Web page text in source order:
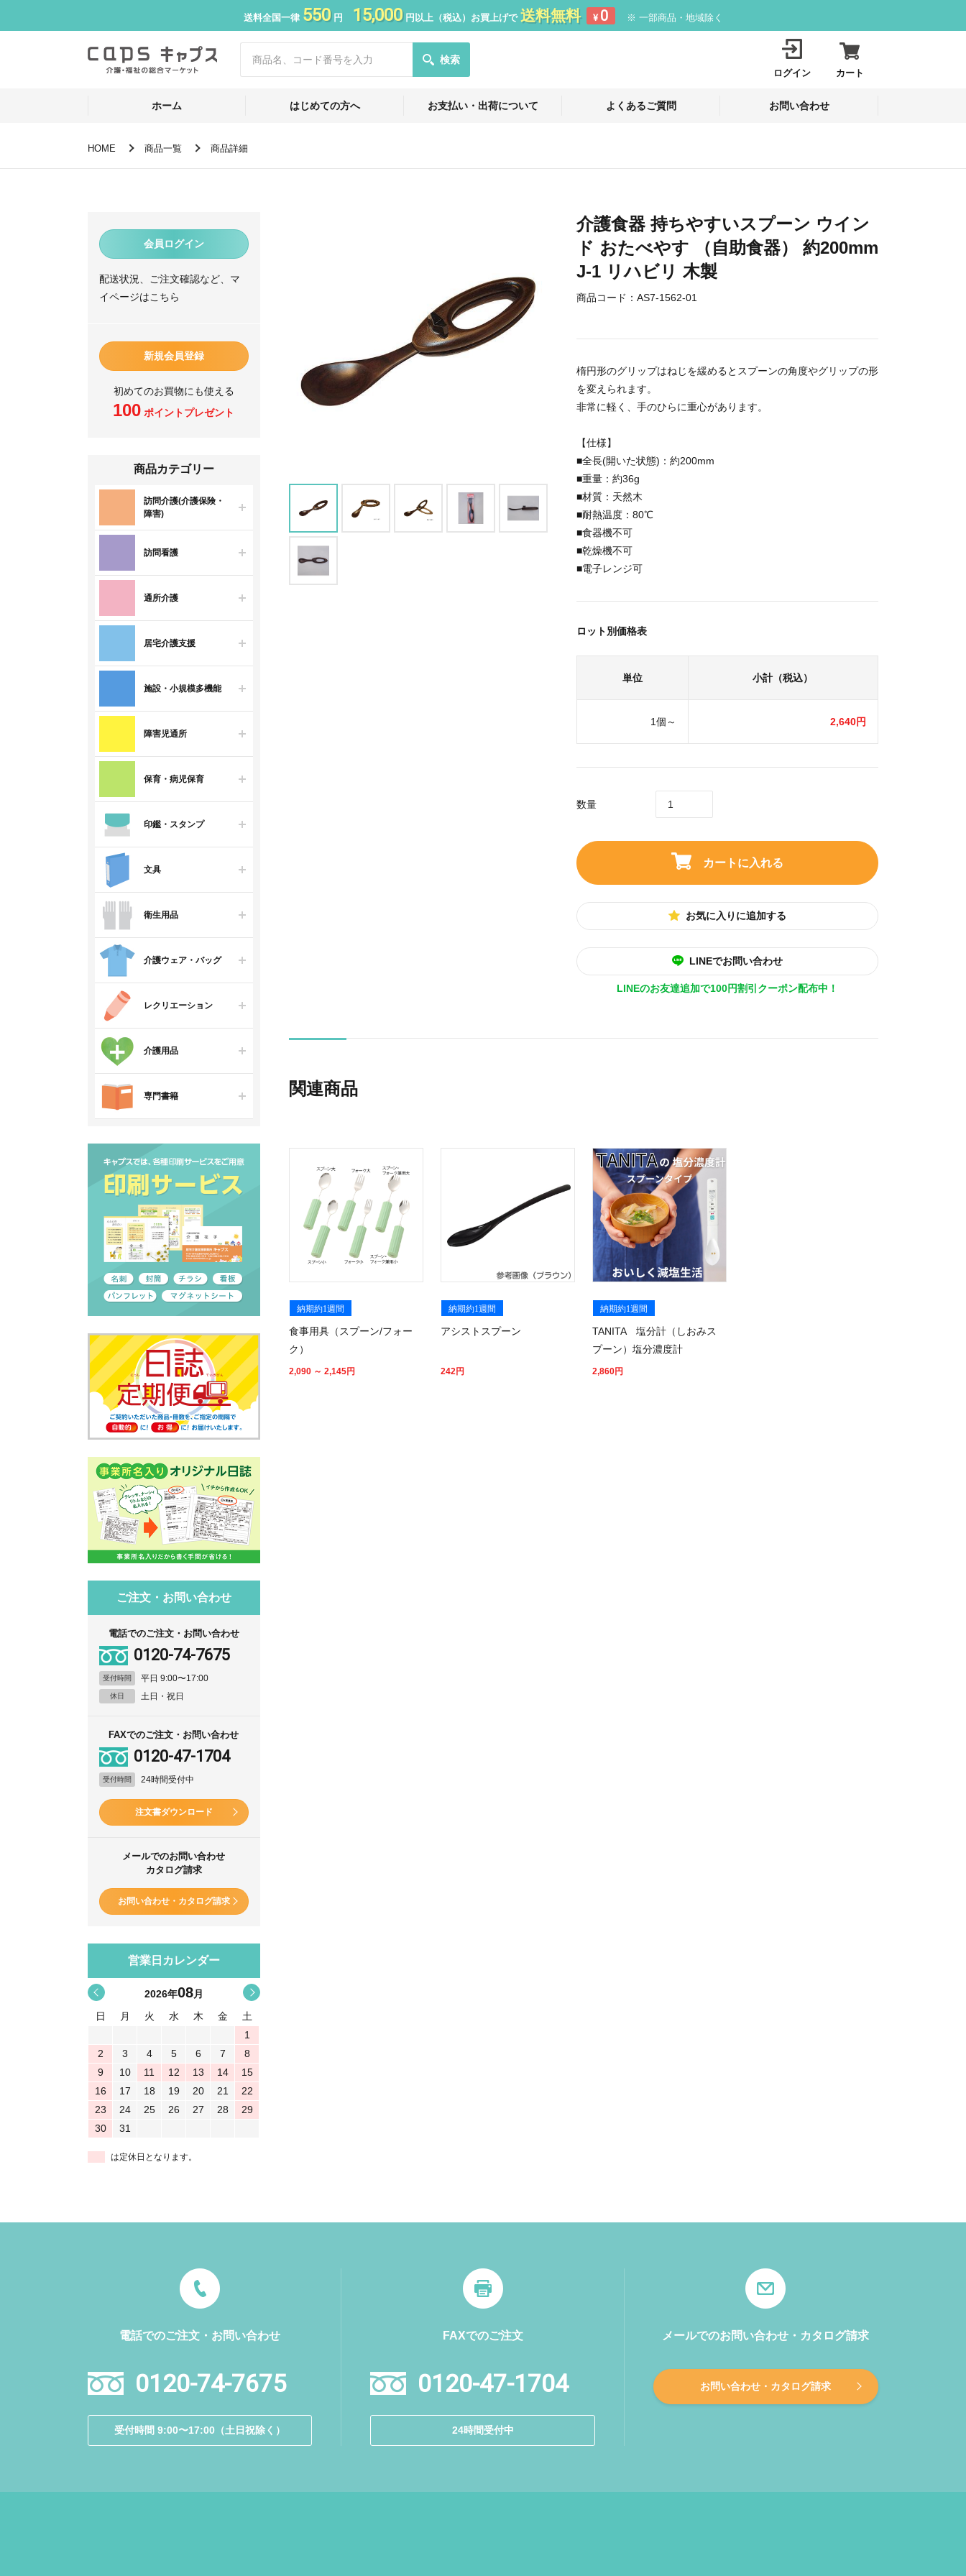
送料全国一律 550円 15,000円以上（税込）お買上げで 送料無料 ¥ 0 ※ 一部商品・地域除く
検索
ログイン カート
ホーム はじめての方へ お支払い・出荷について よくあるご質問 お問い合わせ
HOME 商品一覧 商品詳細
会員ログイン
配送状況、ご注文確認など、マ
イページはこちら
新規会員登録
初めてのお買物にも使える
100 ポイントプレゼント
商品カテゴリー
訪問介護(介護保険・
障害)
訪問看護
通所介護
居宅介護支援
施設・小規模多機能
障害児通所
保育・病児保育
印鑑・スタンプ
文具
衛生用品
介護ウェア・バッグ
レクリエーション
介護用品
専門書籍
ご注文・お問い合わせ
電話でのご注文・お問い合わせ
0120-74-7675
受付時間 平日 9:00〜17:00
休日 土日・祝日
FAXでのご注文・お問い合わせ
0120-47-1704
受付時間 24時間受付中
注文書ダウンロード
メールでのお問い合わせ
カタログ請求
お問い合わせ・カタログ請求
営業日カレンダー
< >
2026年08月
日
月 火 水 木 金
土
1
2
3 4 5 6 7
8
9
10 11 12 13 14
15
16
17 18 19 20 21
22
23
24 25 26 27 28
29
30
31
は定休日となります。
介護食器 持ちやすいスプーン ウイン
ド おたべやす （自助食器） 約200mm
J-1 リハビリ 木製
商品コード： AS7-1562-01
楕円形のグリップはねじを緩めるとスプーンの角度やグリップの形
を変えられます。
非常に軽く、手のひらに重心があります。
【仕様】
■全長(開いた状態)：約200mm
■重量：約36g
■材質：天然木
■耐熱温度：80℃
■食器機不可
■乾燥機不可
■電子レンジ可
ロット別価格表
単位 小計（税込）
1個～ 2,640円
数量
カートに入れる
お気に入りに追加する
LINEでお問い合わせ
LINEのお友達追加で100円割引クーポン配布中！
関連商品
納期約1週間
食事用具（スプーン/フォー
ク）
2,090 ～ 2,145円
納期約1週間
アシストスプーン
242円
納期約1週間
TANITA 塩分計（しおみス
プーン）塩分濃度計
2,860円
電話でのご注文・お問い合わせ
0120-74-7675
受付時間 9:00〜17:00（土日祝除く）
FAXでのご注文
0120-47-1704
24時間受付中
メールでのお問い合わせ・カタログ請求
お問い合わせ・カタログ請求